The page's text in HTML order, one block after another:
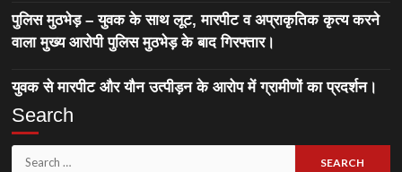
पुलिस मुठभेड़ – युवक के साथ लूट, मारपीट व अप्राकृतिक कृत्य करने
वाला मुख्य आरोपी पुलिस मुठभेड़ के बाद गिरफ्तार।
युवक से मारपीट और यौन उत्पीड़न के आरोप में ग्रामीणों का प्रदर्शन।
Search
Search